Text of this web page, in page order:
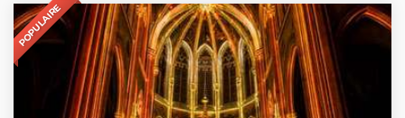
POPULAIRE